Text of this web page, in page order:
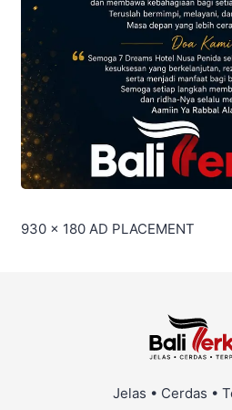
930 x 180 AD PLACEMENT
Jelas • Cerdas •